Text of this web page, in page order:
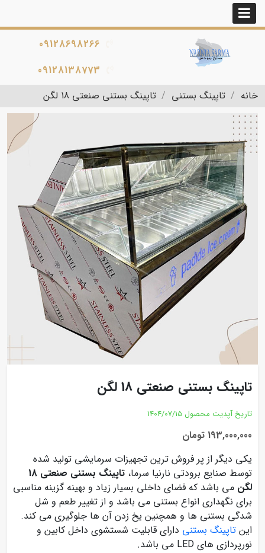
09128698266
09128138773
خانه
تاپینگ بستنی تاپینگ بستنی صنعتی 18 لگن
تاپینگ بستنی صنعتی 18 لگن
تاریخ آپدیت محصول 1404/07/15
193,000,000 تومان
یکی دیگر از پر فروش ترین تجهیزات سرمایشی تولید شده
توسط صنایع برودتی نارنیا سرما،
تاپینگ بستنی صنعتی 18
لگن می باشد که فضای داخلی بسیار زیاد و بهینه گزینه مناسبی
برای نگهداری انواع بستنی می باشد و از تغییر طعم و شل
شدگی بستنی ها و همچنین یخ زدن آن ها جلوگیری می کند.
این تاپینگ بستنی دارای قابلیت شستشوی داخل کابین و
نورپردازی های LED می باشد.